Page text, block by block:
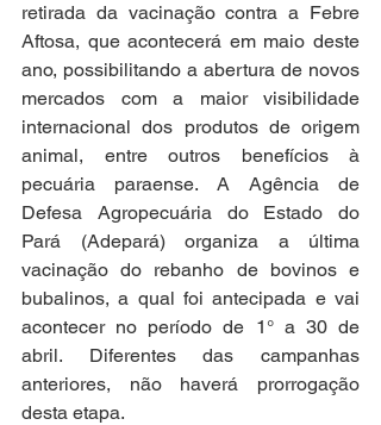
retirada da vacinação contra a Febre
Aftosa, que acontecerá em maio deste
ano, possibilitando a abertura de novos
mercados com a maior visibilidade
internacional dos produtos de origem
animal, entre outros benefícios à
pecuária paraense. A Agência de
Defesa Agropecuária do Estado do
Pará (Adepará) organiza a última
vacinação do rebanho de bovinos e
bubalinos, a qual foi antecipada e vai
acontecer no período de 1° a 30 de
abril. Diferentes das campanhas
anteriores, não haverá prorrogação
desta etapa.